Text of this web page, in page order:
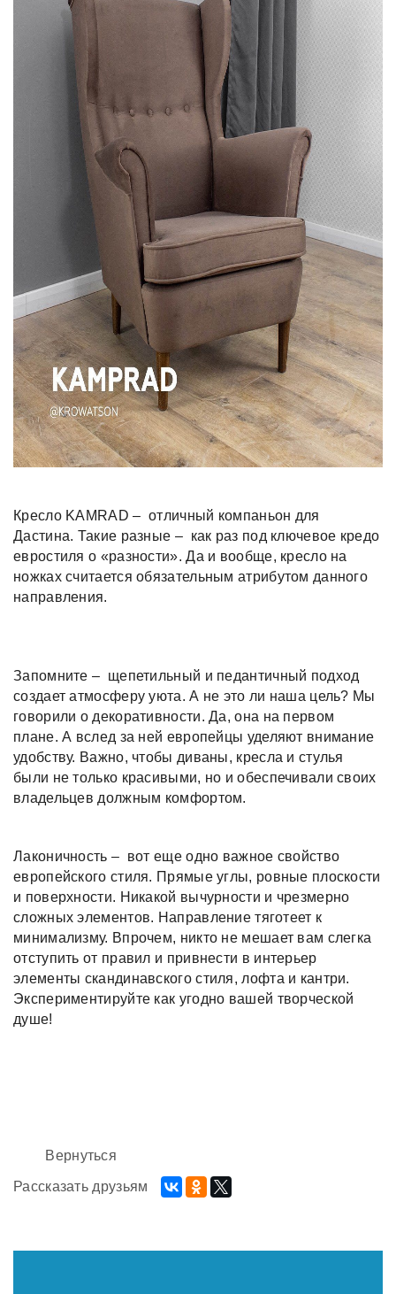
Кресло KAMRAD – отличный компаньон для
Дастина. Такие разные – как раз под ключевое кредо
евростиля о «разности». Да и вообще, кресло на
ножках считается обязательным атрибутом данного
направления.
Запомните – щепетильный и педантичный подход
создает атмосферу уюта. А не это ли наша цель? Мы
говорили о декоративности. Да, она на первом
плане. А вслед за ней европейцы уделяют внимание
удобству. Важно, чтобы диваны, кресла и стулья
были не только красивыми, но и обеспечивали своих
владельцев должным комфортом.
Лаконичность – вот еще одно важное свойство
европейского стиля. Прямые углы, ровные плоскости
и поверхности. Никакой вычурности и чрезмерно
сложных элементов. Направление тяготеет к
минимализму. Впрочем, никто не мешает вам слегка
отступить от правил и привнести в интерьер
элементы скандинавского стиля, лофта и кантри.
Экспериментируйте как угодно вашей творческой
душе!
Вернуться
Рассказать друзьям